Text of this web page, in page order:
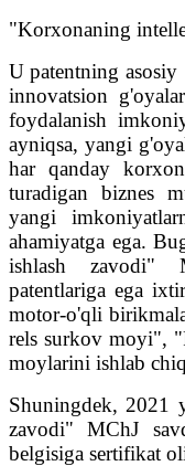
"Korxonaning
U patentning
innovatsion
foydalanish
ayniqsa, yangi
har qanday
turadigan biznes
yangi
ahamiyatga ega.
ishlash zavodi"
patentlariga ega
motor-o'qli
rels surkov moyi",
moylarini ishlab
Shuningdek, 2021
zavodi" MChJ
belgisiga sertifikat